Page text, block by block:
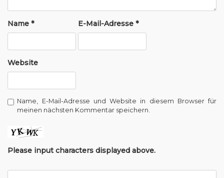
a
t
i
o
n
Name * E-Mail-Adresse*
Website
Name, E-Mail-Adresse und Website in diesem Browser für
meinen nächsten Kommentar speichern.
Please input characters displayed above.